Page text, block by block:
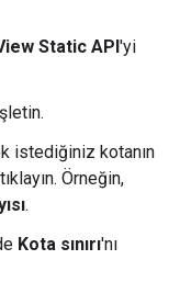
Static API'yi
istediğiniz kotanın
Örneğin,
.
Kota sınırı'nı